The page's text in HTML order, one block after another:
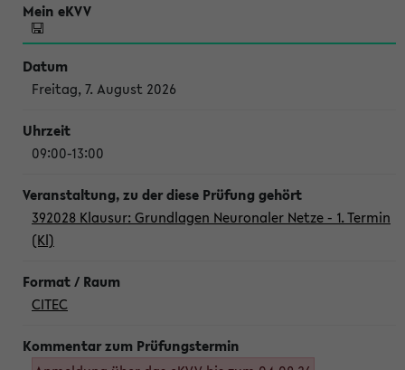
Freitag, 7. August 2026
09:00-13:00
392028 Klausur: Grundlagen Neuronaler Netze - 1. Termin
(Kl)
CITEC